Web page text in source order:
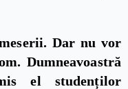
Dar nu vor
Dumneavoastră
el studenților